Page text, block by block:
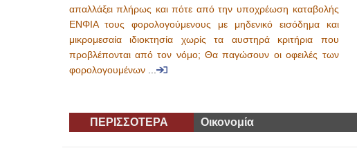
απαλλάξει πλήρως και πότε από την υποχρέωση καταβολής
ΕΝΦΙΑ τους φορολογούμενους με μηδενικό εισόδημα και
μικρομεσαία ιδιοκτησία χωρίς τα αυστηρά κριτήρια που
προβλέπονται από τον νόμο; Θα παγώσουν οι οφειλές των
φορολογουμένων ...
ΠΕΡΙΣΣΟΤΕΡΑ Οικονομία